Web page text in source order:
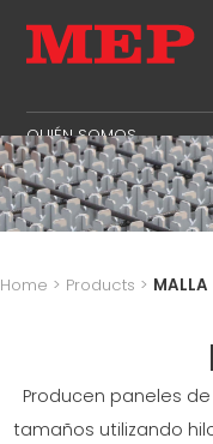
QUIÉN SOMOS
QUIÉN SOMOS
SUSTAINABILITY
ASISTENCIA TÉCNICA
PRODUCTOS
DOBLA/DOBLADO
MBS
ÁREA DE
AREA DE
AREA DE IDIOMA
TRABAJA CON
Home > Products > MALLA
Producen paneles
tamaños utilizando